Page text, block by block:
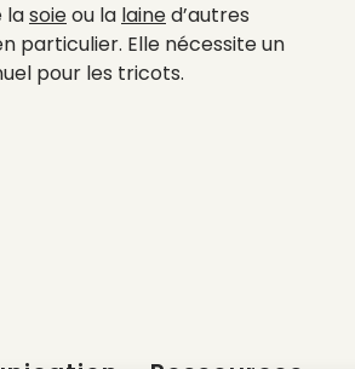
lasoieou la lained’autres
particulier. Elle nécessite un
pour les tricots.